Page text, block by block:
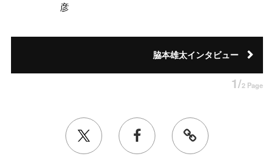
彦
脇本雄太インタビュー
1/2 Page